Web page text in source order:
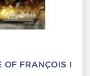
OF FRANÇOIS I